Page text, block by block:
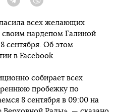
Twitter Telegram
всех желающих
своим нардепом Галиной
сентября. Об этом
в Facebook.
собирает всех
пробежку по
8 сентября в 09:00 на